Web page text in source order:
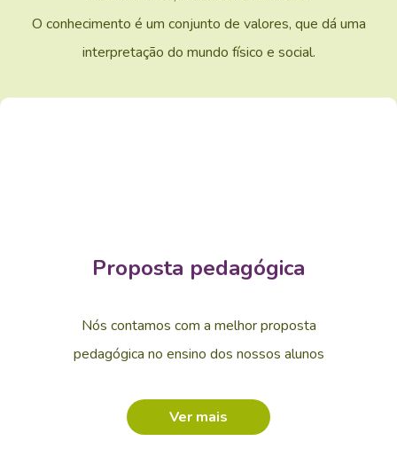
O conhecimento é um conjunto de valores, que dá uma
interpretação do mundo físico e social.
Proposta pedagógica
Nós contamos com a melhor proposta
pedagógica no ensino dos nossos alunos
Ver mais